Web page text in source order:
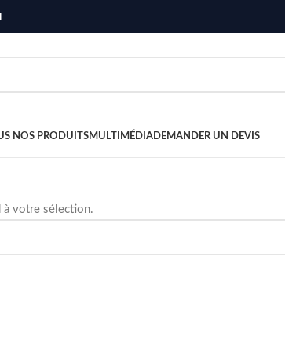
NOS PRODUITSMULTIMÉDIADEMANDER UN DEVIS
à votre sélection.